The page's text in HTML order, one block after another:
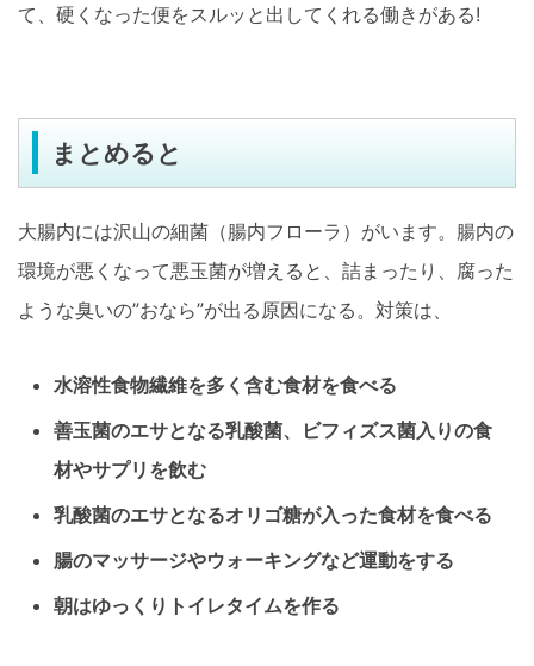
て、硬くなった便をスルッと出してくれる働きがある!
まとめると
大腸内には沢山の細菌（腸内フローラ）がいます。腸内の
環境が悪くなって悪玉菌が増えると、詰まったり、腐った
ような臭いの”おなら”が出る原因になる。対策は、
水溶性食物繊維を多く含む食材を食べる
善玉菌のエサとなる乳酸菌、ビフィズス菌入りの食
材やサプリを飲む
乳酸菌のエサとなるオリゴ糖が入った食材を食べる
腸のマッサージやウォーキングなど運動をする
朝はゆっくりトイレタイムを作る